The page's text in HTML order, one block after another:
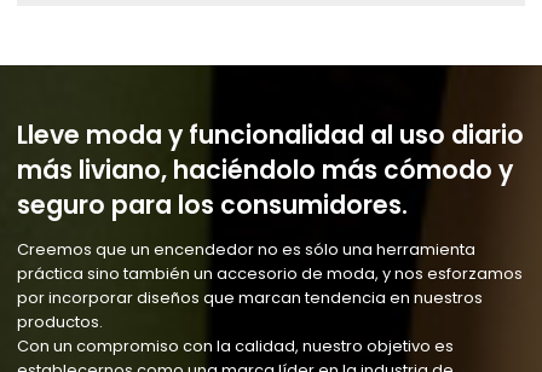
Lleve moda y funcionalidad al uso diario
más liviano, haciéndolo más cómodo y
seguro para los consumidores.
Creemos que un encendedor no es sólo una herramienta
práctica sino también un accesorio de moda, y nos esforzamos
por incorporar diseños que marcan tendencia en nuestros
productos.
Con un compromiso con la calidad, nuestro objetivo es